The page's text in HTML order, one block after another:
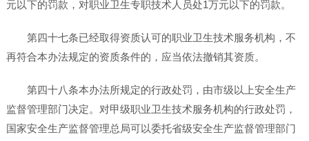
元以下的罚款，对职业卫生专职技术人员处1万元以下的罚款。
第四十七条已经取得资质认可的职业卫生技术服务机构，不
再符合本办法规定的资质条件的，应当依法撤销其资质。
第四十八条本办法所规定的行政处罚，由市级以上安全生产
监督管理部门决定。对甲级职业卫生技术服务机构的行政处罚，
国家安全生产监督管理总局可以委托省级安全生产监督管理部门